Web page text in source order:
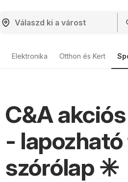
Elektronika Otthon és Kert
C&A
-
szórólap ✳️